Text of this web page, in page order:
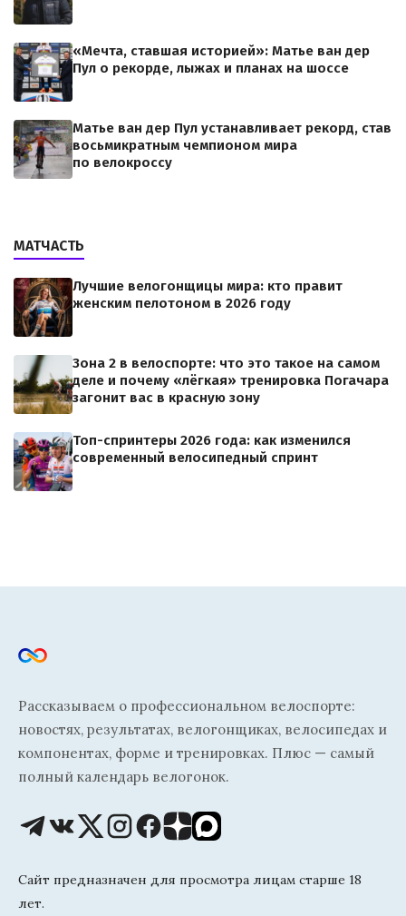
«Мечта, ставшая историей»: Матье ван дер
Пул о рекорде, лыжах и планах на шоссе
Матье ван дер Пул устанавливает рекорд, став
восьмикратным чемпионом мира
по велокроссу
МАТЧАСТЬ
Лучшие велогонщицы мира: кто правит
женским пелотоном в 2026 году
Зона 2 в велоспорте: что это такое на самом
деле и почему «лёгкая» тренировка Погачара
загонит вас в красную зону
Топ-спринтеры 2026 года: как изменился
современный велосипедный спринт
Рассказываем о профессиональном велоспорте:
новостях, результатах, велогонщиках, велосипедах и
компонентах, форме и тренировках. Плюс — самый
полный календарь велогонок.
Сайт предназначен для просмотра лицам старше 18
лет.